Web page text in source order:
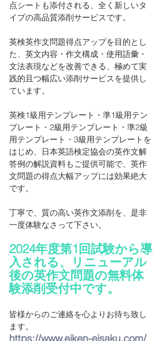
点シートも添付される、全く新しいタ
イプの高品質添削サービスです。
英検英作文問題得点アップを目的とし
た、英文内容・作文構成・使用語彙・
文法表現などを改善できる、極めて実
践的且つ幅広い添削サービスを提供し
ています。
英検1級用テンプレート・準1級用テン
プレート・2級用テンプレート・準2級
用テンプレート・3級用テンプレートを
はじめ、日本英語検定協会の英作文解
答例の解説資料もご提供可能で、英作
文問題の得点大幅アップには効果絶大
です。
丁寧で、質の高い英作文添削を、是非
一度体験なさって下さい。
2024年度第1回試験から導
入される、リニューアル
後の英作文問題の無料体
験添削受付中です。
皆様からのご連絡を心よりお待ち致し
ます。
https://www.eiken-eisaku.com/